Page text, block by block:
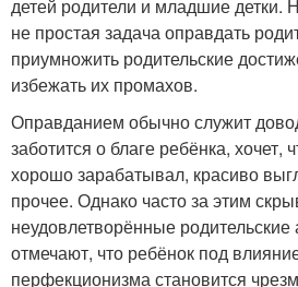
детей родители и младшие детки.
не простая задача оправдать
приумножить родительские
избежать их промахов.
Оправданием обычно служит
заботится о благе ребёнка,
хорошо зарабатывал, красиво
прочее. Однако часто за этим
неудовлетворённые
отмечают, что ребёнок под
перфекционизма становится